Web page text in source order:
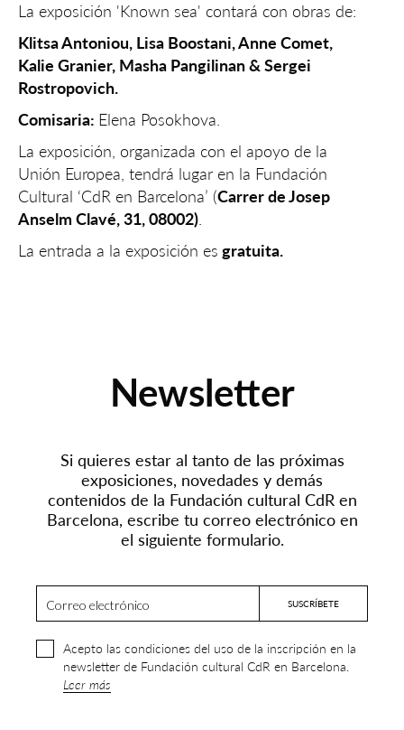
La exposición 'Known sea' contará con obras de:
Klitsa Antoniou, Lisa Boostani, Anne Comet,
Kalie Granier, Masha Pangilinan & Sergei
Rostropovich.
Comisaria: Elena Posokhova.
La exposición, organizada con el apoyo de la
Unión Europea, tendrá lugar en la Fundación
Cultural ‘CdR en Barcelona’ (Carrer de Josep
Anselm Clavé, 31, 08002)
La entrada a la exposición es gratuita.
Newsletter
Si quieres estar al tanto de las próximas
exposiciones, novedades y demás
contenidos de la Fundación cultural CdR en
Barcelona, escribe tu correo electrónico en
el siguiente formulario.
Acepto las condiciones del uso de la inscripción en la
newsletter de Fundación cultural CdR en Barcelona.
Leer más